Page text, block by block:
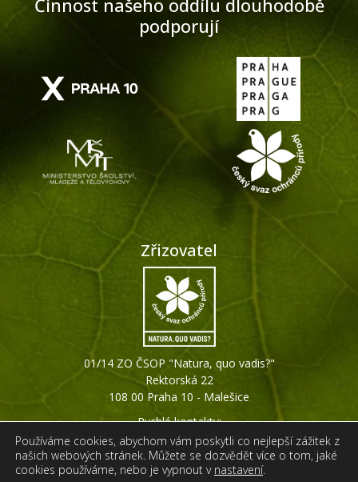
Činnost našeho oddílu dlouhodobě
podporují
Zřizovatel
01/14 ZO ČSOP "Natura, quo vadis?"
Rektorská 22
108 00 Praha 10 - Malešice
Rychlé kontakty:
+420 607 794 511
info@ginkgo-praha.org
Používáme cookies, abychom vám poskytli co nejlepší zážitek z
našich webových stránek. Můžete se dozvědět více o tom, jaké
cookies používáme, nebo je vypnout v nastavení.